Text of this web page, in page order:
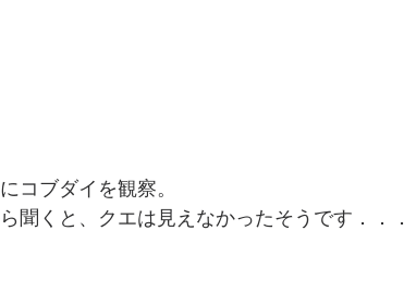
コブダイを観察。
聞くと、クエは見えなかったそうです．．．